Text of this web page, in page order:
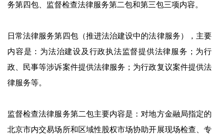
务第四包、监督检查法律服务第二包和第三包三项内容。
日常法律服务第四包（推进法治建设中的法律服务），主要
内容是：为法治建设及行政执法监督提供法律服务；为行
政、民事等涉诉案件提供法律服务；为行政复议案件提供法
律服务等。
监督检查法律服务第二包主要内容是：对地方金融局指定的
北京市内交易场所和区域性股权市场协助开展现场检查、专